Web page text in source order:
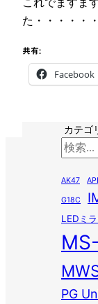
た・・・・・
共有:
Facebook
カテゴ
検
AK47
G18C
LEDミラ
PG